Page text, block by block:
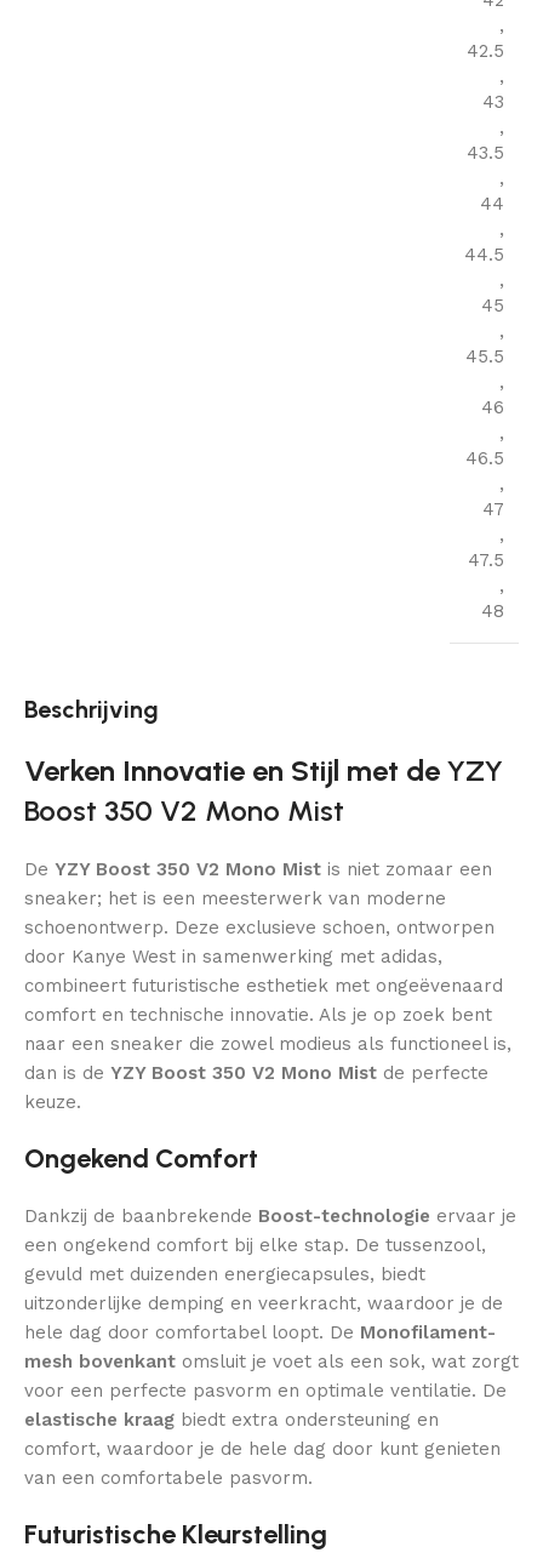
,
42.5
,
43
,
43.5
,
44
,
44.5
,
45
,
45.5
,
46
,
46.5
,
47
,
47.5
,
48
Beschrijving
Verken Innovatie en Stijl met de YZY
Boost 350 V2 Mono Mist
De YZY Boost 350 V2 Mono Mist is niet zomaar een
sneaker; het is een meesterwerk van moderne
schoenontwerp. Deze exclusieve schoen, ontworpen
door Kanye West in samenwerking met adidas,
combineert futuristische esthetiek met ongeëvenaard
comfort en technische innovatie. Als je op zoek bent
naar een sneaker die zowel modieus als functioneel is,
dan is de YZY Boost 350 V2 Mono Mist de perfecte
keuze.
Ongekend Comfort
Dankzij de baanbrekende Boost-technologie ervaar je
een ongekend comfort bij elke stap. De tussenzool,
gevuld met duizenden energiecapsules, biedt
uitzonderlijke demping en veerkracht, waardoor je de
hele dag door comfortabel loopt. De Monofilament-
mesh bovenkant omsluit je voet als een sok, wat zorgt
voor een perfecte pasvorm en optimale ventilatie. De
elastische kraag biedt extra ondersteuning en
comfort, waardoor je de hele dag door kunt genieten
van een comfortabele pasvorm.
Futuristische Kleurstelling